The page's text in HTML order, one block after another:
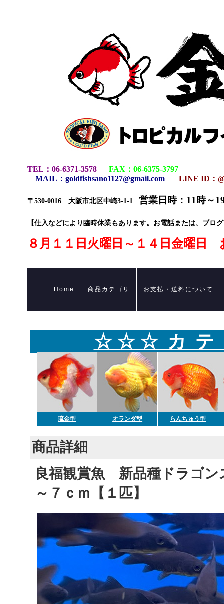
TEL ： 06-6371-3578 FAX ： 06-6375-3797
MAIL ： goldfishsano1127@gmail.com LINE ID：
〒530-0016 大阪市北区中崎3-1-1 営業日時：11時～
【仕入などにより臨時休業もあります。お電話または、ブロ
８月１１日火曜日～１４日金曜日
Home 商品カテゴリ お支払・送料について
☆ ☆ ☆ カ テ
琉金型 オランダ型 らんちゅう型
商品詳細
良福観賞魚 新品種ドラゴ
～７ｃｍ【１匹】